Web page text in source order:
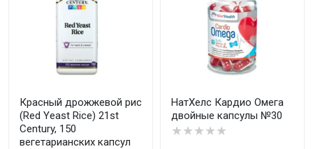
Красный дрожжевой рис
(Red Yeast Rice) 21st
Century, 150
вегетарианских капсул
НатХелс Кардио Омега
двойные капсулы №30
★★★★★